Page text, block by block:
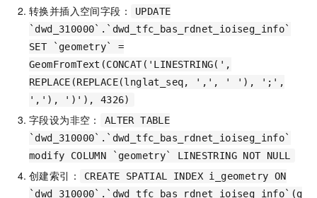
转换并插入空间字段：
UPDATE
`dwd_310000`.`dwd_tfc_bas_rdnet_ioiseg_info`
SET `geometry` =
GeomFromText(CONCAT('LINESTRING(',
REPLACE(REPLACE(lnglat_seq, ',', ' '), ';',
','), ')'), 4326)
字段设为非空：
ALTER TABLE
`dwd_310000`.`dwd_tfc_bas_rdnet_ioiseg_info`
modify COLUMN `geometry` LINESTRING NOT NULL
创建索引：
CREATE SPATIAL INDEX i_geometry ON
`dwd_310000`.`dwd_tfc_bas_rdnet_ioiseg_info`(g